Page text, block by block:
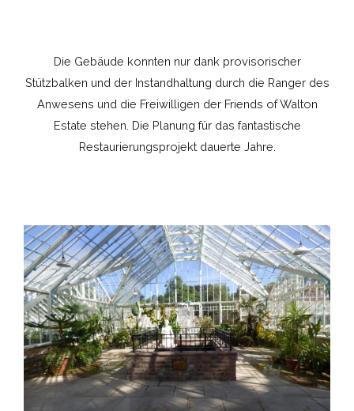
Die Gebäude konnten nur dank provisorischer
Stützbalken und der Instandhaltung durch die Ranger des
Anwesens und die Freiwilligen der Friends of Walton
Estate stehen. Die Planung für das fantastische
Restaurierungsprojekt dauerte Jahre.